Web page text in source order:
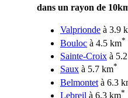
dans un rayon de
Valprionde à 3.9
Bouloc à 4.5 km*
Sainte-Croix à
Saux à 5.7 km*
Belmontet à 6.3
Lebreil à 6.3 km*